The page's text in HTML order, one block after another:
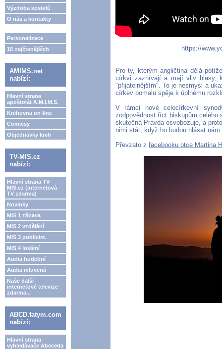
Výzdoba kostelů
O nás a kontakty
Personalizace
15 nejčtenějších
AMIMS.net
nabízí:
Hlavní strana
apoštolát A.M.I.M.S.
Knihovna on-line
Comicsy
Objednávky knih
TV-MIS.cz
nabízí:
Hlavní strana TV-
MIS.cz (internetová
TV zdarma)
Novinky
MIS 1 zábava
MIS 2 vzdělání
MIS 3 publicist.
MIS 4 lokální
Audia hudební
Audia mluvená
Naše další
internetové televize
zdarma...
ABCD.fatym.com
nabízí:
Hlavní strana
vyhledávače Abeceda
https://
Pro ty, kterým angličtina dělá
církvi zaznívají a mají vliv hlasy,
"přijatelnějším". To je nesmysl a
církev pomalu spěje k úplnému
V rámci nové celocírkevní
zodpovědnost říct biskupům
skutečná Pravda osvobozuje, a
nimi stát, když ho budou hlásat
Převzato z facebooku otce Martina